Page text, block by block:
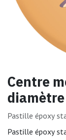
Centre
diamètre
Pastille époxy
Pastille époxy